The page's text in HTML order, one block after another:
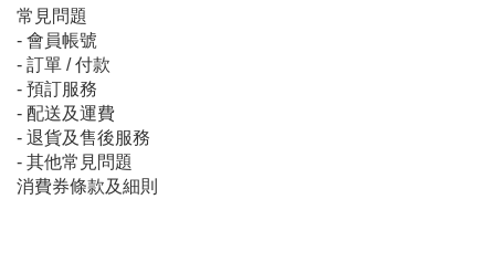
常見問題
- 會員帳號
- 訂單 / 付款
- 預訂服務
- 配送及運費
- 退貨及售後服務
- 其他常見問題
消費券條款及細則